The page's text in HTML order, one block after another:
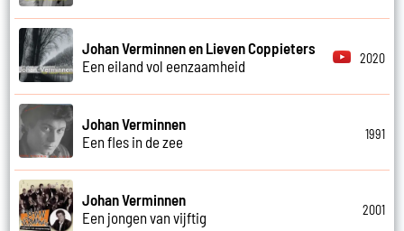
Johan Verminnen en Lieven Coppieters
Een eiland vol eenzaamheid
2020
Johan Verminnen
Een fles in de zee
1991
Johan Verminnen
Een jongen van vijftig
2001